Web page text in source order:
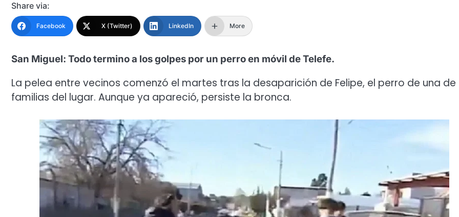
Share via:
Facebook X (Twitter) LinkedIn More
San Miguel: Todo termino a los golpes por un perro en móvil de Telefe.
La pelea entre vecinos comenzó el martes tras la desaparición de Felipe, el perro de una de
familias del lugar. Aunque ya apareció, persiste la bronca.